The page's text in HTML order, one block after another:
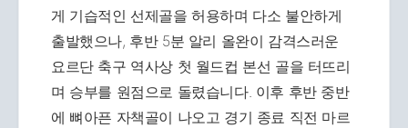
게 기습적인 선제골을 허용하며 다소 불안하게
출발했으나, 후반 5분 알리 올완이 감격스러운
요르단 축구 역사상 첫 월드컵 본선 골을 터뜨리
며 승부를 원점으로 돌렸습니다. 이후 후반 중반
에 뼈아픈 자책골이 나오고 경기 종료 직전 마르